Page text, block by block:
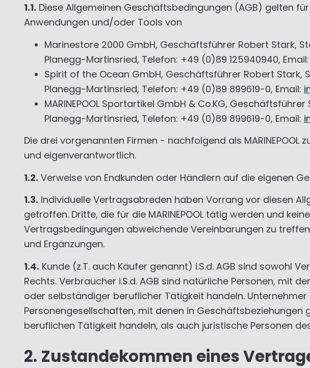
1.1. Diese Allgemeinen Geschäftsbedingungen (AGB) gelten
Anwendungen und/oder Tools von
Marinestore 2000 GmbH, Geschäftsführer Robert Stark,
Planegg-Martinsried, Telefon: +49 (0)89 125940940, Email:
Spirit of the Ocean GmbH, Geschäftsführer Robert Stark,
Planegg-Martinsried, Telefon: +49 (0)89 899619-0, Email:
MARINEPOOL Sportartikel GmbH & Co.KG,
Planegg-Martinsried, Telefon: +49 (0)89 899619-0, Email:
Die drei vorgenannten Firmen - nachfolgend als
und eigenverantwortlich.
1.2. Verweise von Endkunden oder Händlern auf die eigenen
1.3. Individuelle Vertragsabreden haben Vorrang vor diesen
getroffen. Dritte, die für die MARINEPOOL tätig werden und
Vertragsbedingungen abweichende Vereinbarungen zu
und Ergänzungen.
1.4. Kunde (z.T. auch Käufer genannt) i.S.d. AGB sind sowohl
Rechts. Verbraucher i.S.d. AGB sind natürliche Personen, mit
oder selbständiger beruflicher Tätigkeit handeln.
Personengesellschaften, mit denen in
beruflichen Tätigkeit handeln, als auch juristische Personen
2. Zustandekommen eines